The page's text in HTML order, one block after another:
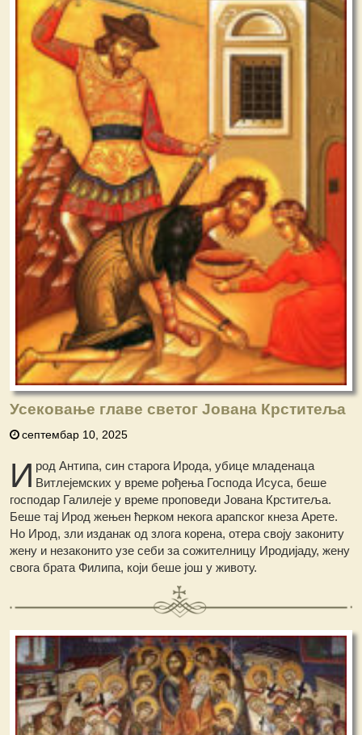
Усековање главе светог Јована Крститеља
септембар 10, 2025
И род Антипа, син старога Ирода, убице младенаца
Витлејемских у време рођења Господа Исуса, беше
господар Галилеје у време проповеди Јована Крститеља.
Беше тај Ирод жењен ћерком некога арапског кнеза Арете.
Но Ирод, зли изданак од злога корена, отера своју закониту
жену и незаконито узе себи за сожителницу Иродијаду, жену
свога брата Филипа, који беше још у животу.